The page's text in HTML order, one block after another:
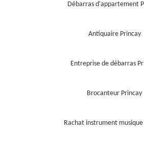
Débarras d'appartement
Antiquaire Princay
Entreprise de débarras
Brocanteur Princay
Rachat instrument musique